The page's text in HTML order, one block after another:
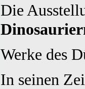
Die
Werke des
In seinen